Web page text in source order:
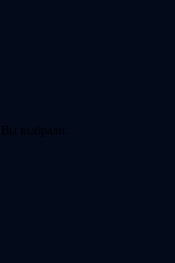
Вы выбрали: